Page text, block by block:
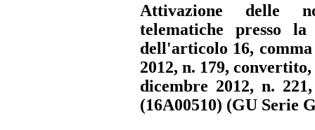
Attivazione delle
telematiche presso
dell'articolo 16,
2012, n. 179,
dicembre 2012, n.
(16A00510) (GU Serie